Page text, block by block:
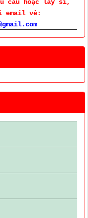
cầu hoặc lấy sỉ,
email về: